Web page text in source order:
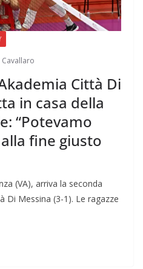
Città Di
in casa della
“Potevamo
fine giusto
(VA), arriva la seconda
Di Messina (3-1). Le ragazze